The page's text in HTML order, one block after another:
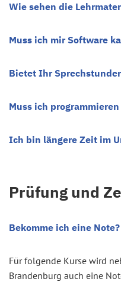
Wie sehen die
Muss ich mir Software
Bietet Ihr
Muss ich
Ich bin längere Zeit im
Prüfung und
Bekomme ich eine Note?
Für folgende Kurse wird
Brandenburg auch eine